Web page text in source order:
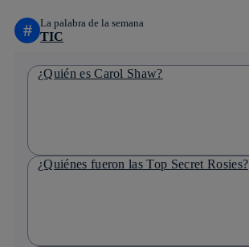
# La palabra de la semana
TIC
¿Quién es Carol Shaw?
¿Quiénes fueron las Top Secret Rosies?